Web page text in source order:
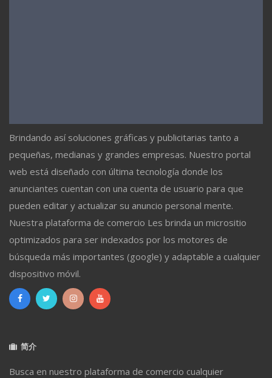
Brindando así soluciones gráficas y publicitarias tanto a
pequeñas, medianas y grandes empresas. Nuestro portal
web está diseñado con última tecnología donde los
anunciantes cuentan con una cuenta de usuario para que
pueden editar y actualizar su anuncio personal mente.
Nuestra plataforma de comercio Les brinda un micrositio
optimizados para ser indexados por los motores de
búsqueda más importantes (google) y adaptable a cualquier
dispositivo móvil.
简介
Busca en nuestro plataforma de comercio cualquier